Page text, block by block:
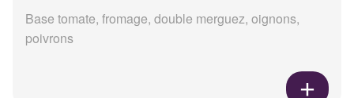
Base tomate, fromage, double merguez, oignons,
poivrons